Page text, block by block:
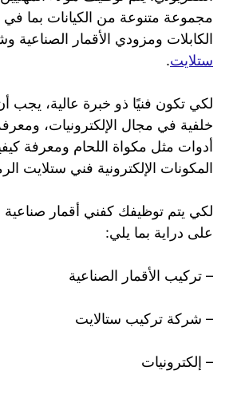
مجموعة متنوعة من الكيانات بما
الكابلات ومزودي الأقمار الصناعية
ستلايت.
لكي تكون فنيًا ذو خبرة عالية، يجب
خلفية في مجال الإلكترونيات،
أدوات مثل مكواة اللحام ومعرفة
المكونات الإلكترونية فني ستلايت
لكي يتم توظيفك كفني أقمار
على دراية بما يلي:
– تركيب الأقمار الصناعية
– شركة تركيب ستالايت
– إلكترونيات